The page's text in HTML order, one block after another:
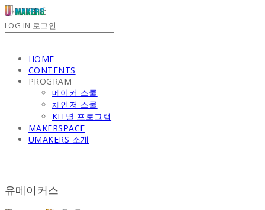
LOG IN 로그인
HOME
CONTENTS
PROGRAM
메이커 스쿨
체인저 스쿨
KIT별 프로그램
MAKERSPACE
UMAKERS 소개
유메이커스